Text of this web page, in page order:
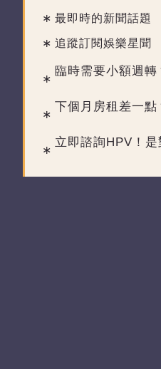
最即時的新聞話題
追蹤訂閱娛樂星聞
臨時需要小額週
下個月房租差一
立即諮詢HPV！